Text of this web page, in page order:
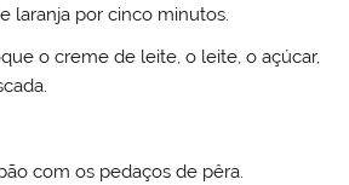
laranja por cinco minutos.
o creme de leite, o leite, o açúcar,
com os pedaços de pêra.